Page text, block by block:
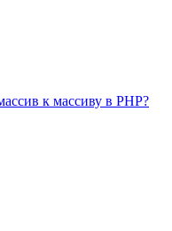
к массиву в PHP?